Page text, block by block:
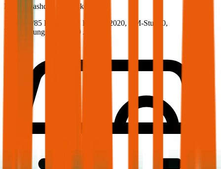
Nissan
Qashqai, Vollkasko
115.5 PS/85 KW, diesel, Baujahr 2020, BM-Stufe 0,
Versicherungsnehmer 30 Jahre